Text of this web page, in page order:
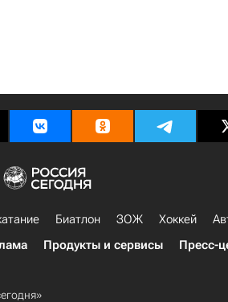
Биатлон ЗОЖ Хоккей
Продукты и сервисы Пресс-